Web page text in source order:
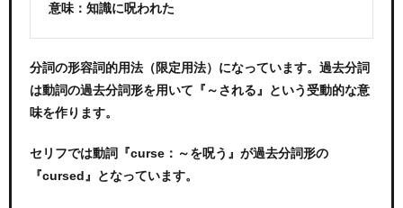
意味：知識に呪われた
分詞の形容詞的用法（限定用法）になっています。過去分詞
は動詞の過去分詞形を用いて『～される』という受動的な意
味を作ります。
セリフでは動詞『curse：～を呪う』が過去分詞形の
『cursed』となっています。